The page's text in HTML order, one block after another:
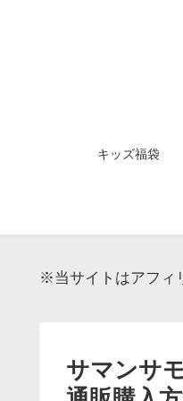
キッズ福袋
※当サイトはアフィ
サマンサ